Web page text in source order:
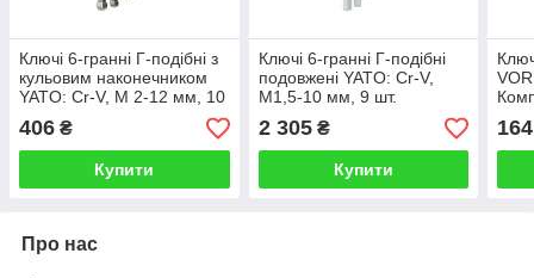
Ключі 6-гранні Г-подібні з
кульовим наконечником
YATO: Cr-V, М 2-12 мм, 10
шт.
406 ₴
Купити
Ключі 6-гранні Г-подібні
подовжені YATO: Cr-V,
М1,5-10 мм, 9 шт.
2 305₴
Купити
164
Про нас